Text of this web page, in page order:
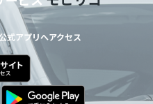
式アプリへアクセス